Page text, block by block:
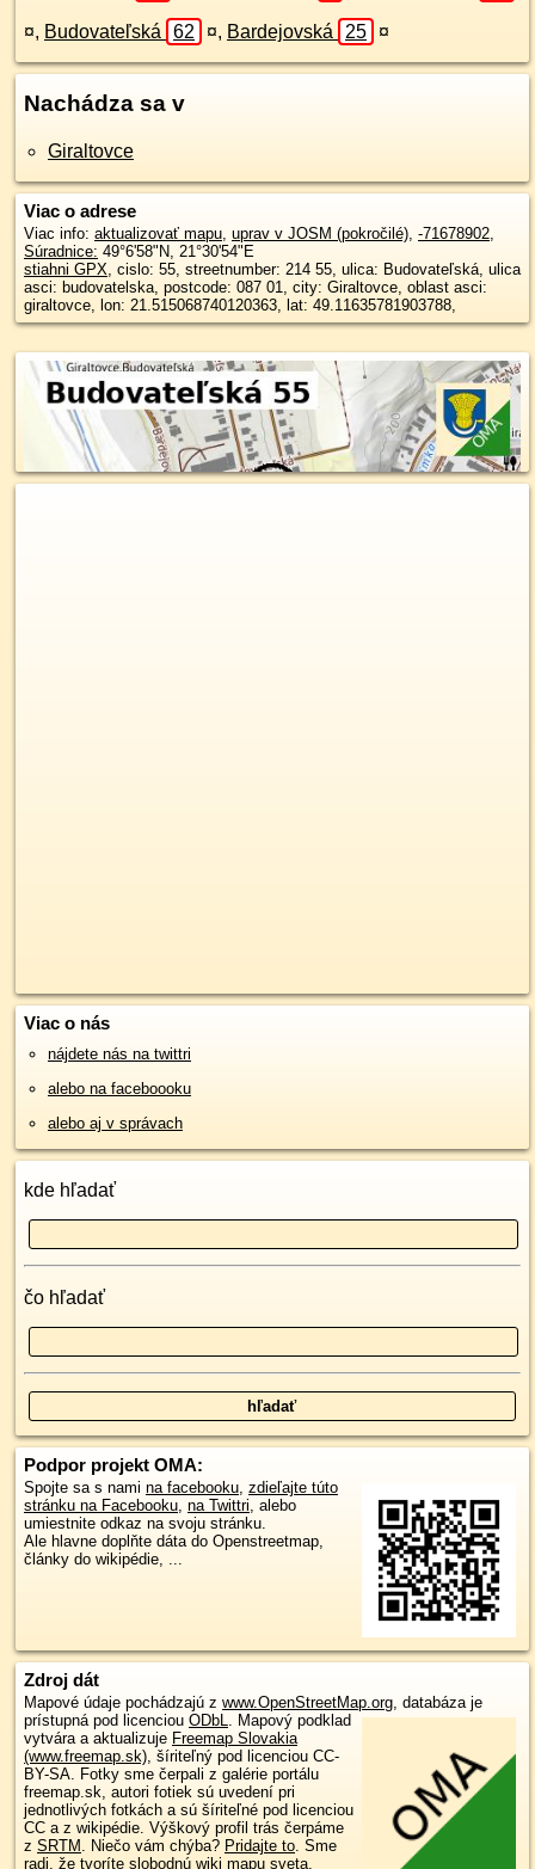
¤, Budovateľská 62 ¤, Bardejovská 25 ¤
Nachádza sa v
Giraltovce
Viac o adrese
Viac info: aktualizovať mapu, uprav v JOSM (pokročilé), -71678902,
Súradnice: 49°6'58"N, 21°30'54"E
stiahni GPX, cislo: 55, streetnumber: 214 55, ulica: Budovateľská, ulica
asci: budovatelska, postcode: 087 01, city: Giraltovce, oblast asci:
giraltovce, lon: 21.515068740120363, lat: 49.11635781903788,
Viac o nás
nájdete nás na twittri
alebo na faceboooku
alebo aj v správach
kde hľadať
čo hľadať
Podpor projekt OMA:
Spojte sa s nami na facebooku, zdieľajte túto
stránku na Facebooku, na Twittri, alebo
umiestnite odkaz na svoju stránku.
Ale hlavne doplňte dáta do Openstreetmap,
články do wikipédie, ...
Zdroj dát
Mapové údaje pochádzajú z www.OpenStreetMap.org, databáza je
prístupná pod licenciou ODbL. Mapový podklad
vytvára a aktualizuje Freemap Slovakia
(www.freemap.sk), šíriteľný pod licenciou CC-
BY-SA. Fotky sme čerpali z galérie portálu
freemap.sk, autori fotiek sú uvedení pri
jednotlivých fotkách a sú šíriteľné pod licenciou
CC a z wikipédie. Výškový profil trás čerpáme
z SRTM . Niečo vám chýba? Pridajte to. Sme
radi, že tvoríte slobodnú wiki mapu sveta.